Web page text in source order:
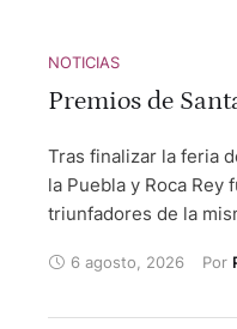
NOTICIAS
Premios de
Tras finalizar la feria
la Puebla y Roca Rey
triunfadores de la
cántabra.
6 agosto, 2026 Por